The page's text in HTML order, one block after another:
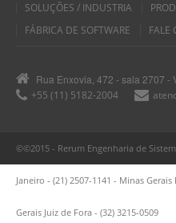
SOLUÇÕES / INDUSTRIA
FÁBRICA DE SOFTWARE
FALE
Rua Enxovia, 472 - sala 2707 -
+55 (11) 5182-2004
©©2015 - Rerum Engenharia de
Janeiro - (21) 2507-1141 - Minas
Gerais Juiz de Fora - (32) 3215-0509